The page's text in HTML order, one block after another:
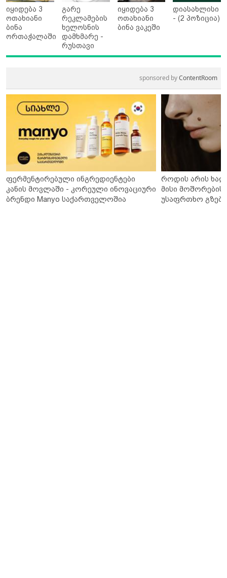
იყიდება 3
ოთახიანი
ბინა
ორთაჭალაში
გარე
რეკლამების
ხელოსნის
დამხმარე -
რუსთავი
იყიდება 3
ოთახიანი
ბინა ვაკეში
დიასახლისი
- (2 პოზიცია)
sponsored byContentRoom
ფერმენტირებული ინგრედიენტები
კანის მოვლაში - კორეული ინოვაციური
ბრენდი Manyo საქართველოშია
როდის არის
მისი მოშორების
უსაფრთხო გზები